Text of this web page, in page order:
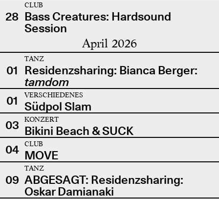
28
CLUB
Bass Creatures: Hardsound
Session
April 2026
01
TANZ
Residenzsharing: Bianca Berger:
tamdom
01
VERSCHIEDENES
Südpol Slam
03
KONZERT
Bikini Beach & SUCK
04
CLUB
MOVE
09
TANZ
ABGESAGT: Residenzsharing:
Oskar Damianaki